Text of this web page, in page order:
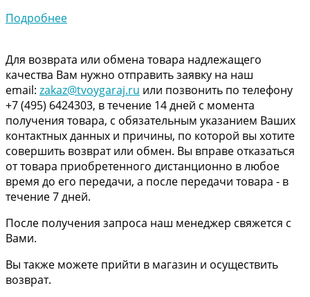
Подробнее
Для возврата или обмена товара надлежащего
качества Вам нужно отправить заявку на наш
email: zakaz@tvoygaraj.ru или позвонить по телефону
+7 (495) 6424303, в течение 14 дней с момента
получения товара, с обязательным указанием Ваших
контактных данных и причины, по которой вы хотите
совершить возврат или обмен. Вы вправе отказаться
от товара приобретенного дистанционно в любое
время до его передачи, а после передачи товара - в
течение 7 дней.
После получения запроса наш менеджер свяжется с
Вами.
Вы также можете прийти в магазин и осуществить
возврат.